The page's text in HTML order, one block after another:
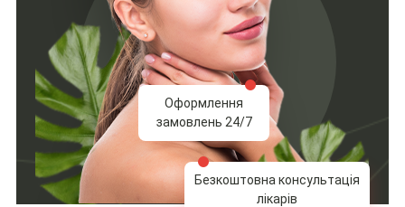
Оформлення
замовлень 24/7
Безкоштовна консультація
лікарів